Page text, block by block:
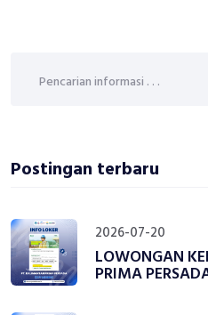
Postingan terbaru
2026-07-20
LOWONGAN
PRIMA